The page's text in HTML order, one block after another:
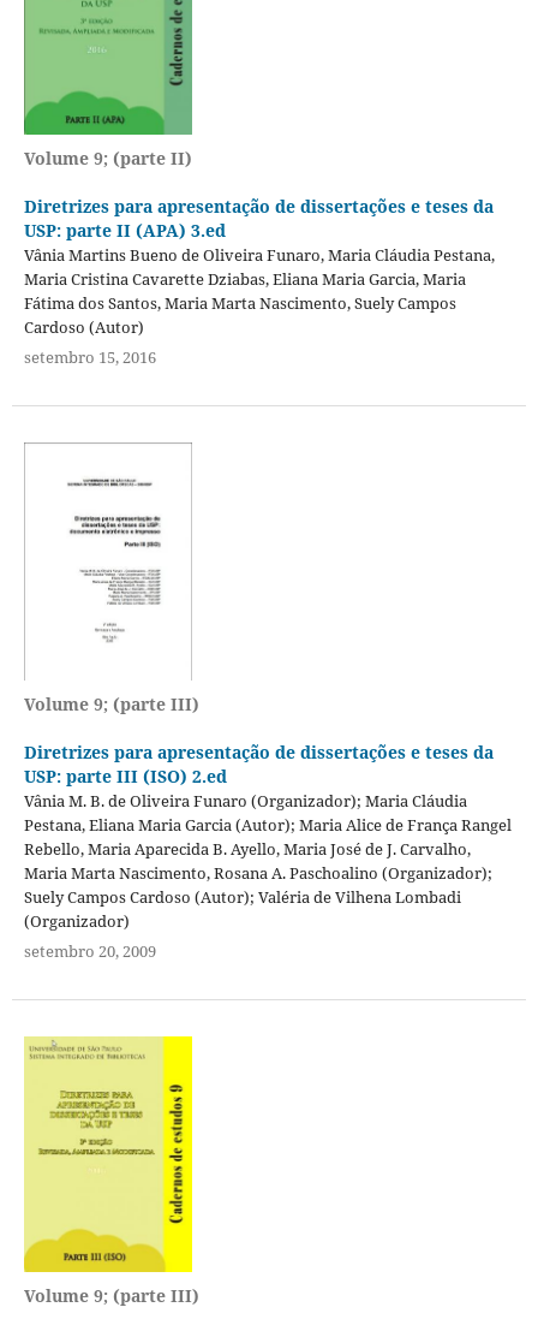
Volume 9; (parte II)
Diretrizes para apresentação de dissertações e teses da
USP: parte II (APA) 3.ed
Vânia Martins Bueno de Oliveira Funaro, Maria Cláudia Pestana,
Maria Cristina Cavarette Dziabas, Eliana Maria Garcia, Maria
Fátima dos Santos, Maria Marta Nascimento, Suely Campos
Cardoso (Autor)
setembro 15, 2016
Volume 9; (parte III)
Diretrizes para apresentação de dissertações e teses da
USP: parte III (ISO) 2.ed
Vânia M. B. de Oliveira Funaro (Organizador); Maria Cláudia
Pestana, Eliana Maria Garcia (Autor); Maria Alice de França Rangel
Rebello, Maria Aparecida B. Ayello, Maria José de J. Carvalho,
Maria Marta Nascimento, Rosana A. Paschoalino (Organizador);
Suely Campos Cardoso (Autor); Valéria de Vilhena Lombadi
(Organizador)
setembro 20, 2009
Volume 9; (parte III)